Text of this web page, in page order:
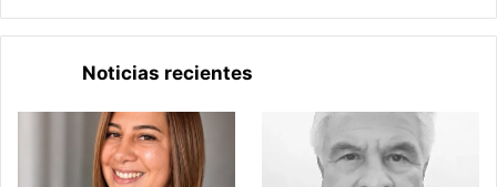
Noticias recientes